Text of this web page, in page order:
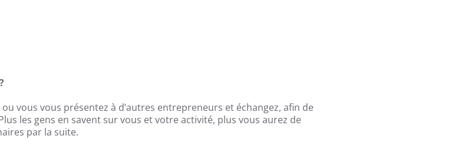
vous vous présentez à d’autres entrepreneurs et échangez, afin de
les gens en savent sur vous et votre activité, plus vous aurez de
par la suite.